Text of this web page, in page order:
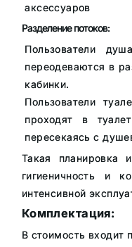
аксессуаров
Разделение потоков:
Пользователи
переодеваются в
кабинки.
Пользователи
проходят в
пересекаясь с
Такая планировка
гигиеничность и
интенсивной
Комплектация:
В стоимость входит